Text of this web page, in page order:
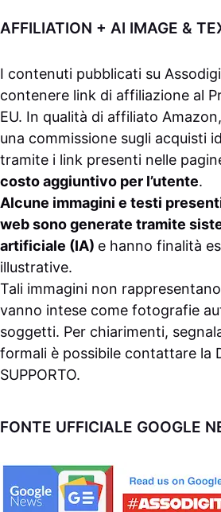
AFFILIATION + AI IMAGE &
I contenuti pubblicati su
contenere link di affiliazione al
EU. In qualità di affiliato
una commissione sugli acquisti
tramite i link presenti nelle
costo aggiuntivo per l’utente.
Alcune immagini e testi
web sono generate tramite
artificiale (IA) e hanno finalità
illustrative.
Tali immagini non
vanno intese come fotografie
soggetti. Per chiarimenti,
formali è possibile contattare la
SUPPORTO.
FONTE UFFICIALE GOOGLE